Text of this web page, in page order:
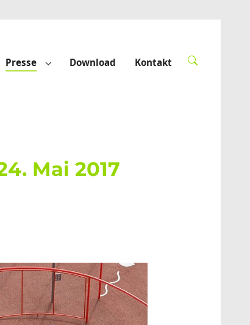
for "Förderprojekte"
Presse Submenu for "Presse"
Download Kontakt
Mai 2017